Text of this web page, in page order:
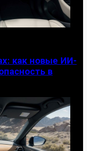
как новые ИИ-
в